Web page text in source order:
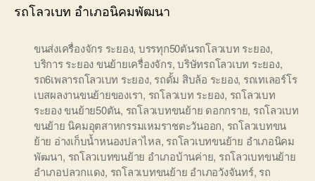
รถโลวเบท อำเภอนิคมพัฒนา
ขนส่งเครื่องจักร ระยอง, บรรทุก50ตันรถโลวเบท ระยอง,
บริการ ระยอง ขนย้ายเครื่องจักร,บริษัทรถโลวเบท ระยอง,
รถ6เพลารถโลวเบท ระยอง, รถดั้ม สิบล้อ ระยอง, รถเทเลอร์โร
เบสผลงานขนย้ายของเรา, รถโลวเบท ระยอง, รถโลวเบท
ระยอง ขนย้าย50ตัน, รถโลวเบทขนย้าย ดอกกราย, รถโลวเบท
ขนย้าย นิคมอุตสาหกรรมเหมราชตะวันออก, รถโลวเบทขน
ย้าย อ่างเก็บน้ำหนองปลาไหล, รถโลวเบทขนย้าย อำเภอนิคม
พัฒนา, รถโลวเบทขนย้าย อำเภอบ้านค่าย, รถโลวเบทขนย้าย
อำเภอปลวกแดง, รถโลวเบทขนย้าย อำเภอวังจันทร์, รถ